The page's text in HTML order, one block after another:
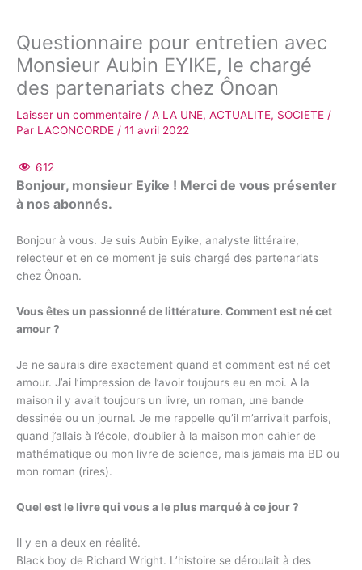
Questionnaire pour entretien avec
Monsieur Aubin EYIKE, le chargé
des partenariats chez Ônoan
Laisser un commentaire / A LA UNE, ACTUALITE, SOCIETE /
Par LACONCORDE / 11 avril 2022
612
Bonjour, monsieur Eyike ! Merci de vous présenter
à nos abonnés.
Bonjour à vous. Je suis Aubin Eyike, analyste littéraire,
relecteur et en ce moment je suis chargé des partenariats
chez Ônoan.
Vous êtes un passionné de littérature. Comment est né cet
amour ?
Je ne saurais dire exactement quand et comment est né cet
amour. J’ai l’impression de l’avoir toujours eu en moi. A la
maison il y avait toujours un livre, un roman, une bande
dessinée ou un journal. Je me rappelle qu’il m’arrivait parfois,
quand j’allais à l’école, d’oublier à la maison mon cahier de
mathématique ou mon livre de science, mais jamais ma BD ou
mon roman (rires).
Quel est le livre qui vous a le plus marqué à ce jour ?
Il y en a deux en réalité.
Black boy de Richard Wright. L’histoire se déroulait à des